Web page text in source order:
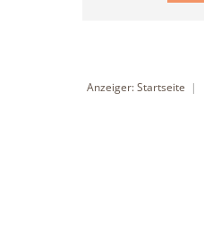
Anzeiger: Startseite